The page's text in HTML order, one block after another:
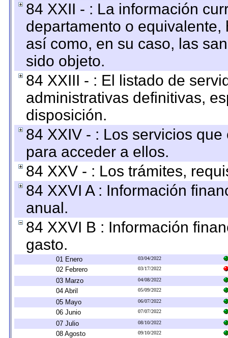
84 XXII - : La información
departamento o
así como, en su caso, las
sido objeto.
84 XXIII - : El listado de
administrativas definitivas,
disposición.
84 XXIV - : Los servicios
para acceder a ellos.
84 XXV - : Los trámites,
84 XXVI A : Información
anual.
84 XXVI B : Información
gasto.
01 Enero 03/04/2022
02 Febrero 03/17/2022
03 Marzo 04/08/2022
04 Abril 05/09/2022
05 Mayo 06/07/2022
06 Junio 07/07/2022
07 Julio 08/10/2022
08 Agosto 09/10/2022